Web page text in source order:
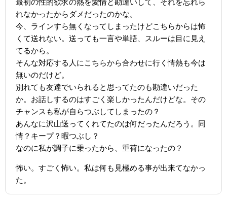
れなかったからダメだったのかな。
今、ラインすら無くなってしまったけどこちらからは怖
くて送れない。送っても一言や単語、スルーは目に見え
てるから。
そんな対応する人にこちらから合わせに行く情熱も今は
無いのだけど。
別れても友達でいられると思ってたのも勘違いだった
か。お話しするのはすごく楽しかったんだけどな。その
チャンスも私が自らつぶしてしまったの？
あんなに沢山送ってくれてたのは何だったんだろう。同
情？キープ？暇つぶし？
なのに私が調子に乗ったから、重荷になったの？
怖い。すごく怖い。私は何も見極める事が出来てなかっ
た。